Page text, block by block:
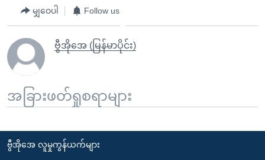
မျှဝေပါ Follow us
ဗွီအိုအေ (မြန်မာပိုင်း)
အခြားဖတ်ရှုစရာများ
ဗွီအိုအေ လူမှုကွန်ယက်များ